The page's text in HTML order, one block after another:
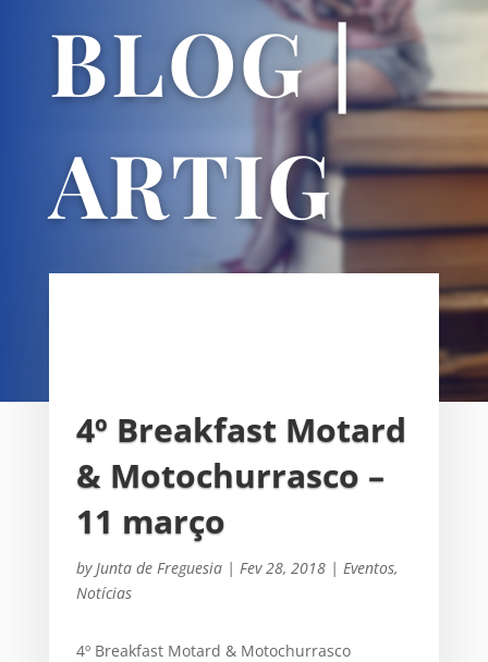
BLOG |
ARTIG
OS
4º Breakfast Motard
& Motochurrasco –
11 março
by Junta de Freguesia| Fev 28, 2018| Eventos,
Notícias
4º Breakfast Motard & Motochurrasco